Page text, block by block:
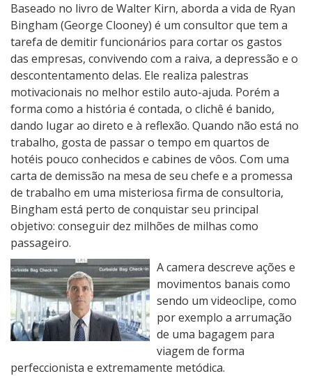
Baseado no livro de Walter Kirn, aborda a vida de Ryan
Bingham (George Clooney) é um consultor que tem a
tarefa de demitir funcionários para cortar os gastos
das empresas, convivendo com a raiva, a depressão e o
descontentamento delas. Ele realiza palestras
motivacionais no melhor estilo auto-ajuda. Porém a
forma como a história é contada, o clichê é banido,
dando lugar ao direto e à reflexão. Quando não está no
trabalho, gosta de passar o tempo em quartos de
hotéis pouco conhecidos e cabines de vôos. Com uma
carta de demissão na mesa de seu chefe e a promessa
de trabalho em uma misteriosa firma de consultoria,
Bingham está perto de conquistar seu principal
objetivo: conseguir dez milhões de milhas como
passageiro.
A camera descreve ações e
movimentos banais como
sendo um videoclipe, como
por exemplo a arrumação
de uma bagagem para
viagem de forma
perfeccionista e extremamente metódica.